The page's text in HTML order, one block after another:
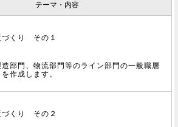
テーマ・内容
づくり その１
部門、物流部門等のライン部門の一般職層
作成します。
づくり その２